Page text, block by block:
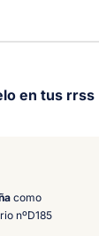
en tus rrss
como
nºD185